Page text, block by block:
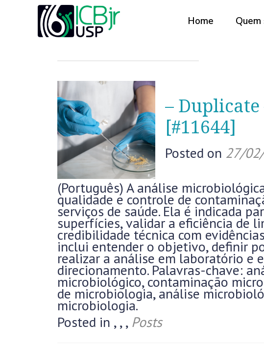
Home Quem
– Duplicate
[#11644]
Posted on 27/
(Português) A análise
qualidade e controle de
serviços de saúde. Ela é indicada
superfícies, validar a eficiência de
credibilidade técnica com
inclui entender o objetivo, definir
realizar a análise em laboratório e
direcionamento. Palavras-chave:
microbiológico, contaminação
de microbiologia, análise
microbiologia.
Posted in ,,, Posts